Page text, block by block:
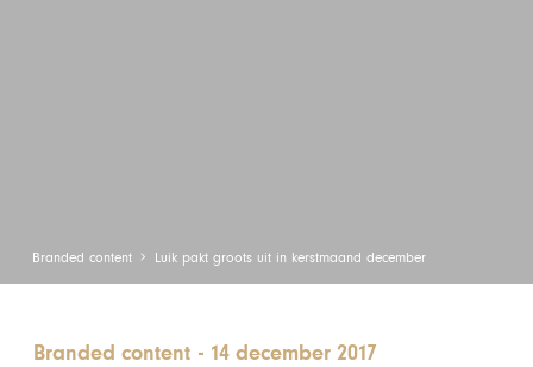
Branded content Luik pakt groots uit in kerstmaand december
Branded content - 14 december 2017